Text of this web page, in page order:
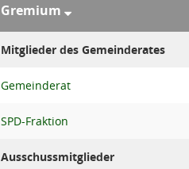
Gremium
Mitglieder des Gemeinderates
Gemeinderat
SPD-Fraktion
Ausschussmitglieder